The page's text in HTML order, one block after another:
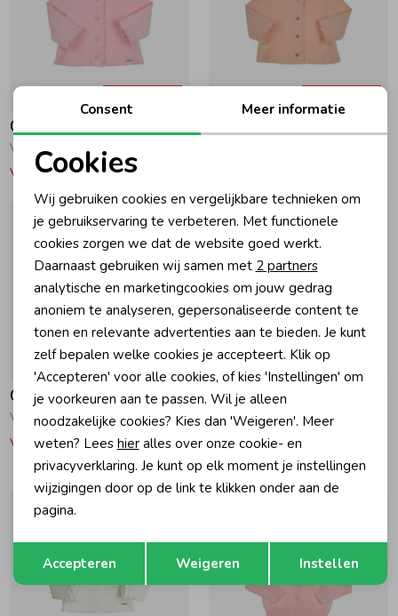
Gymp
Vest Carbon R Rose
Vanaf 25,17
-30% korting
Gymp
Vest Carbon OW Off White
Vanaf 25,17
-30% korting
Gymp
Vest Carbon VR Old Rose
30,07 42,95
Noodzakelijke cookies
Personalisatie cookies
Analytische cookies
Marketing cookies
Terug Opslaan
Consent Meer informatie
Cookies
Wij gebruiken cookies en vergelijkbare technieken om
je gebruikservaring te verbeteren. Met functionele
cookies zorgen we dat de website goed werkt.
Daarnaast gebruiken wij samen met 2 partners
analytische en marketingcookies om jouw gedrag
anoniem te analyseren, gepersonaliseerde content te
tonen en relevante advertenties aan te bieden. Je kunt
zelf bepalen welke cookies je accepteert. Klik op
'Accepteren' voor alle cookies, of kies 'Instellingen' om
je voorkeuren aan te passen. Wil je alleen
noodzakelijke cookies? Kies dan 'Weigeren'. Meer
weten? Lees hieralles over onze cookie- en
privacyverklaring. Je kunt op elk moment je instellingen
wijzigingen door op de link te klikken onder aan de
pagina.
Accepteren Weigeren Instellen